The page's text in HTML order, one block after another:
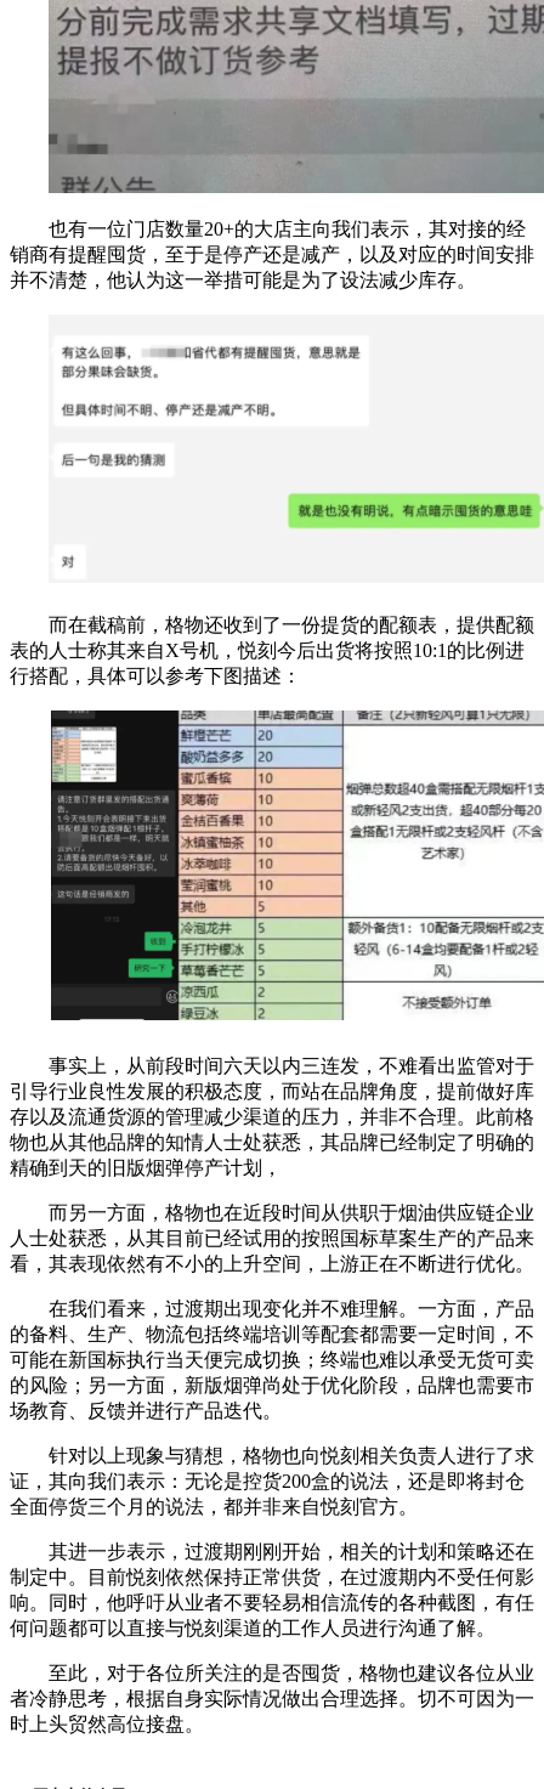
也有一位门店数量20+的大店主向我们表示，其对接的经
销商有提醒囤货，至于是停产还是减产，以及对应的时间安排
并不清楚，他认为这一举措可能是为了设法减少库存。
而在截稿前，格物还收到了一份提货的配额表，提供配额
表的人士称其来自X号机，悦刻今后出货将按照10:1的比例进
行搭配，具体可以参考下图描述：
事实上，从前段时间六天以内三连发，不难看出监管对于
引导行业良性发展的积极态度，而站在品牌角度，提前做好库
存以及流通货源的管理减少渠道的压力，并非不合理。此前格
物也从其他品牌的知情人士处获悉，其品牌已经制定了明确的
精确到天的旧版烟弹停产计划，
而另一方面，格物也在近段时间从供职于烟油供应链企业
人士处获悉，从其目前已经试用的按照国标草案生产的产品来
看，其表现依然有不小的上升空间，上游正在不断进行优化。
在我们看来，过渡期出现变化并不难理解。一方面，产品
的备料、生产、物流包括终端培训等配套都需要一定时间，不
可能在新国标执行当天便完成切换；终端也难以承受无货可卖
的风险；另一方面，新版烟弹尚处于优化阶段，品牌也需要市
场教育、反馈并进行产品迭代。
针对以上现象与猜想，格物也向悦刻相关负责人进行了求
证，其向我们表示：无论是控货200盒的说法，还是即将封仓
全面停货三个月的说法，都并非来自悦刻官方。
其进一步表示，过渡期刚刚开始，相关的计划和策略还在
制定中。目前悦刻依然保持正常供货，在过渡期内不受任何影
响。同时，他呼吁从业者不要轻易相信流传的各种截图，有任
何问题都可以直接与悦刻渠道的工作人员进行沟通了解。
至此，对于各位所关注的是否囤货，格物也建议各位从业
者冷静思考，根据自身实际情况做出合理选择。切不可因为一
时上头贸然高位接盘。